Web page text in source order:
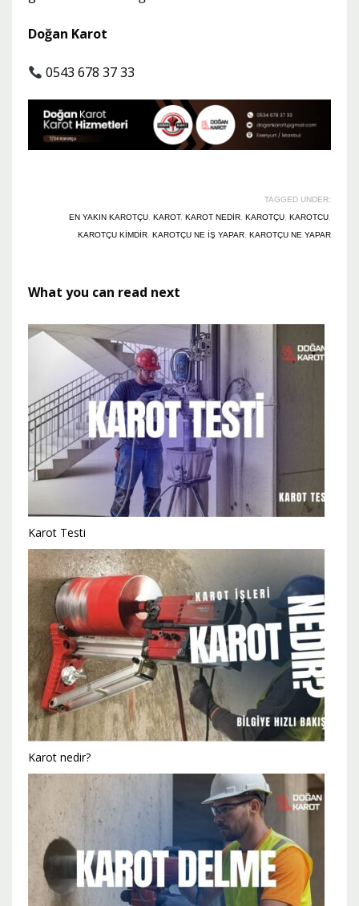
Doğan Karot
0543 678 37 33
TAGGED UNDER:
EN YAKIN KAROTÇU KAROT, KAROT NEDIR KAROTÇU KAROTCU
KAROTÇU KIMDIR KAROTÇU NE IŞ YAPAR KAROTÇU NE YAPAR
What you can read next
Karot Testi
Karot nedir?